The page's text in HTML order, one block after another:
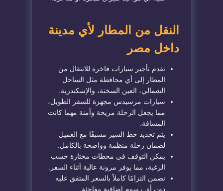
النقل من المطار لأي مدينة
داخل مصر
نقدم تأجير سيارات فاخرة للانتقال من
المطار إلى أي محافظة مثل الساحل
الشمالي، العين السخنة، والإسكندرية.
سيارات مرسيدس مجهزة للسفر الطويل،
مما يجعل الرحلة مريحة وآمنة مهما كانت
المسافة.
يتم تحديد خط السير مسبقًا مع العميل
لضمان رحلة منظمة وواضحة بالكامل.
يمكن التوقف في محطات مختارة حسب
الرغبة، مما يوفر مرونة عالية أثناء السفر.
نضمن التزامًا كاملاً بالسعر المتفق عليه
دون أي رسوم إضافية مفاجئة.